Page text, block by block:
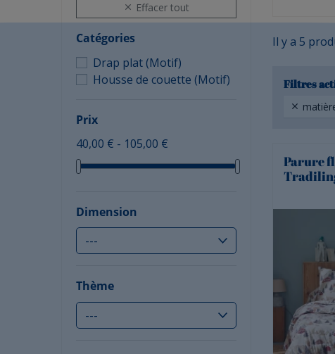
 Effacer tout
Catégories
Drap plat (Motif)
Housse de couette (Motif)
Prix
40,00 € - 105,00 €
Dimension
Thème
Il y a 5
Filtres

Parure